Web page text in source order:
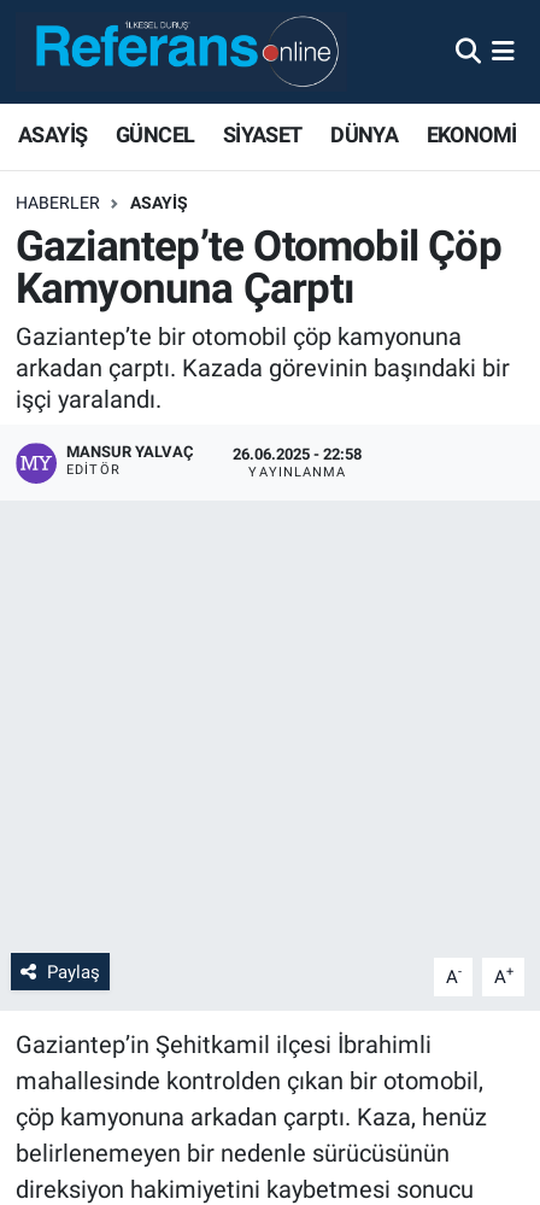
ASAYİŞ GÜNCEL SİYASET DÜNYA EKONOMİ
HABERLER ASAYİŞ
Gaziantep’te Otomobil Çöp
Kamyonuna Çarptı
Gaziantep’te bir otomobil çöp kamyonuna
arkadan çarptı. Kazada görevinin başındaki bir
işçi yaralandı.
MANSUR YALVAÇ
EDITÖR
26.06.2025 - 22:58
YAYINLANMA
Paylaş A- A+
Gaziantep’in Şehitkamil ilçesi İbrahimli
mahallesinde kontrolden çıkan bir otomobil,
çöp kamyonuna arkadan çarptı. Kaza, henüz
belirlenemeyen bir nedenle sürücüsünün
direksiyon hakimiyetini kaybetmesi sonucu